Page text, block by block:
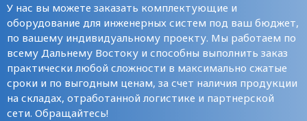
У нас вы можете заказать комплектующие и
оборудование для инженерных систем под ваш бюджет,
по вашему индивидуальному проекту. Мы работаем по
всему Дальнему Востоку и способны выполнить заказ
практически любой сложности в максимально сжатые
сроки и по выгодным ценам, за счет наличия продукции
на складах, отработанной логистике и партнерской
сети. Обращайтесь!